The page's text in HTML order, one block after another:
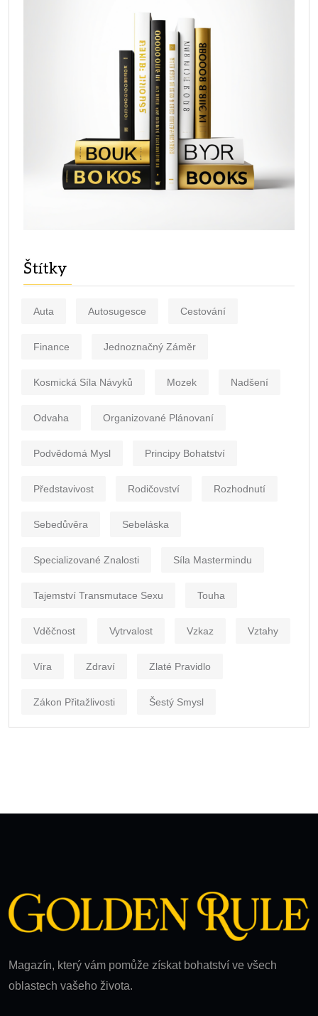
Štítky
Auta Autosugesce Cestování
Finance Jednoznačný Záměr
Kosmická Síla Návyků Mozek Nadšení
Odvaha Organizované Plánovaní
Podvědomá Mysl Principy Bohatství
Představivost Rodičovství Rozhodnutí
Sebedůvěra Sebeláska
Specializované Znalosti Síla Mastermindu
Tajemství Transmutace Sexu Touha
Vděčnost Vytrvalost Vzkaz Vztahy
Víra Zdraví Zlaté Pravidlo
Zákon Přitažlivosti Šestý Smysl
Magazín, který vám pomůže získat bohatství ve všech
oblastech vašeho života.